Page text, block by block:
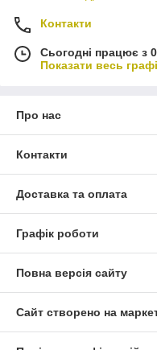
Контакти
Сьогодні працює з
Показати весь
Про нас
Контакти
Доставка та оплата
Графік роботи
Повна версія сайту
Сайт створено на